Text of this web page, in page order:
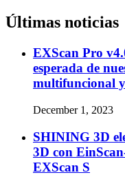
Últimas noticias
EXScan Pro
esperada de
multifuncional
December 1, 2023
SHINING 3D
3D con
EXScan S